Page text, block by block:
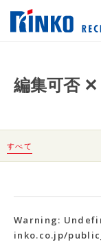
編集可否 ✕
すべて
Warning:
inko.co.jp/